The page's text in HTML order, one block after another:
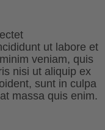
ut labore et
veniam, quis
nisi ut aliquip ex
sunt in culpa
massa quis enim.